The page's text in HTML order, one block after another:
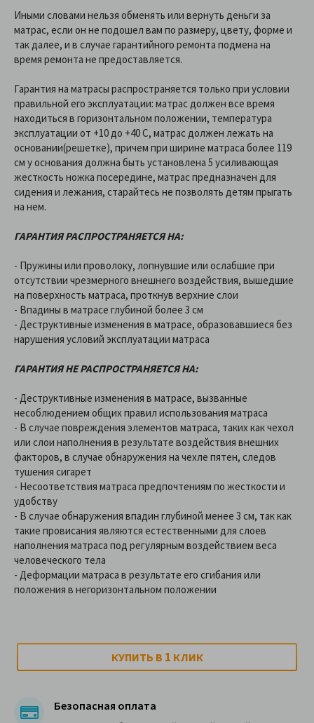
Иными словами нельзя обменять или вернуть деньги за
матрас, если он не подошел вам по размеру, цвету, форме и
так далее, и в случае гарантийного ремонта подмена на
время ремонта не предоставляется.
Гарантия на матрасы распространяется только при условии
правильной его эксплуатации: матрас должен все время
находиться в горизонтальном положении, температура
эксплуатации от +10 до +40 C, матрас должен лежать на
основании(решетке), причем при ширине матраса более 119
см у основания должна быть установлена 5 усиливающая
жесткость ножка посередине, матрас предназначен для
сидения и лежания, старайтесь не позволять детям прыгать
на нем.
ГАРАНТИЯ РАСПРОСТРАНЯЕТСЯ НА:
- Пружины или проволоку, лопнувшие или ослабшие при
отсутствии чрезмерного внешнего воздействия, вышедшие
на поверхность матраса, проткнув верхние слои
- Впадины в матрасе глубиной более 3 см
- Деструктивные изменения в матрасе, образовавшиеся без
нарушения условий эксплуатации матраса
ГАРАНТИЯ НЕ РАСПРОСТРАНЯЕТСЯ НА:
- Деструктивные изменения в матрасе, вызванные
несоблюдением общих правил использования матраса
- В случае повреждения элементов матраса, таких как чехол
или слои наполнения в результате воздействия внешних
факторов, в случае обнаружения на чехле пятен, следов
тушения сигарет
- Несоответствия матраса предпочтениям по жесткости и
удобству
- В случае обнаружения впадин глубиной менее 3 см, так как
такие провисания являются естественными для слоев
наполнения матраса под регулярным воздействием веса
человеческого тела
- Деформации матраса в результате его сгибания или
положения в негоризонтальном положении
КУПИТЬ В 1 КЛИК
Безопасная оплата